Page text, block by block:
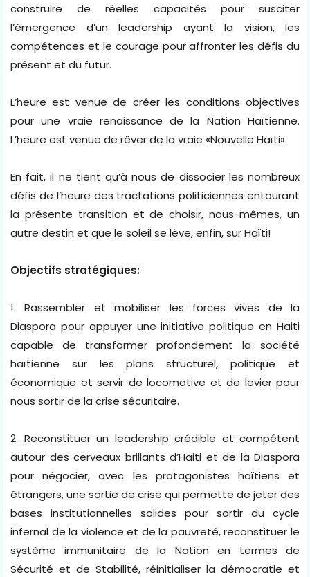
construire de réelles capacités pour susciter
l’émergence d’un leadership ayant la vision, les
compétences et le courage pour affronter les défis du
présent et du futur.
L’heure est venue de créer les conditions objectives
pour une vraie renaissance de la Nation Haïtienne.
L’heure est venue de rêver de la vraie «Nouvelle Haïti».
En fait, il ne tient qu’à nous de dissocier les nombreux
défis de l’heure des tractations politiciennes entourant
la présente transition et de choisir, nous-mêmes, un
autre destin et que le soleil se lève, enfin, sur Haïti!
Objectifs stratégiques:
1. Rassembler et mobiliser les forces vives de la
Diaspora pour appuyer une initiative politique en Haiti
capable de transformer profondement la société
haïtienne sur les plans structurel, politique et
économique et servir de locomotive et de levier pour
nous sortir de la crise sécuritaire.
2. Reconstituer un leadership crédible et compétent
autour des cerveaux brillants d’Haiti et de la Diaspora
pour négocier, avec les protagonistes haïtiens et
étrangers, une sortie de crise qui permette de jeter des
bases institutionnelles solides pour sortir du cycle
infernal de la violence et de la pauvreté, reconstituer le
système immunitaire de la Nation en termes de
Sécurité et de Stabilité, réinitialiser la démocratie et